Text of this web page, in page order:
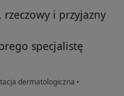
i przyjazny
specjalistę
dermatologiczna •